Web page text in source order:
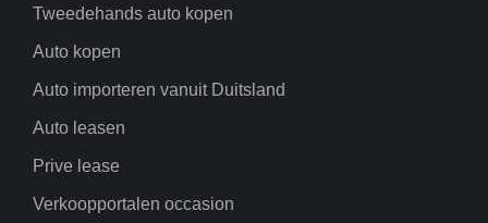
Tweedehands auto kopen
Auto kopen
Auto importeren vanuit Duitsland
Auto leasen
Prive lease
Verkoopportalen occasion